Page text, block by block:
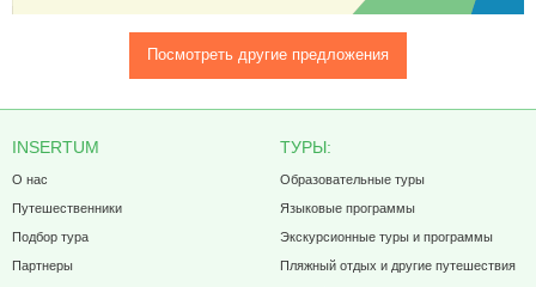
Посмотреть другие предложения
INSERTUM
О нас
Путешественники
Подбор тура
Партнеры
ТУРЫ:
Образовательные туры
Языковые программы
Экскурсионные туры и программы
Пляжный отдых и другие путешествия